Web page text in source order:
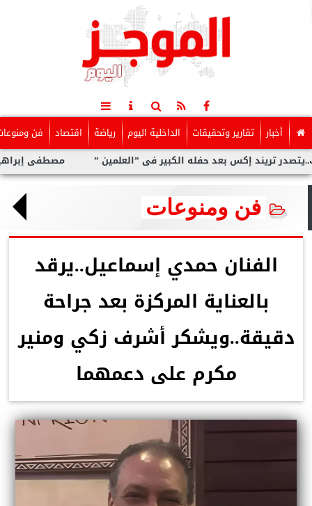
أخبار تقارير وتحقيقات الداخلية اليوم رياضة اقتصاد فن
مصطفى إبراهيم.. إكس بعد حفله الكبير فى ”العلمين ”
فن ومنوعات
الفنان حمدي إسماعيل..يرقد
بالعناية المركزة بعد جراحة
دقيقة..ويشكر أشرف زكي ومنير
مكرم على دعمهما